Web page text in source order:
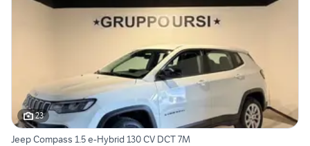
23
Jeep Compass 1.5 e-Hybrid 130 CV DCT 7M